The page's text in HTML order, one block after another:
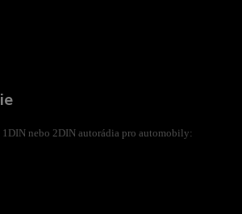
nebo 2DIN autorádia pro automobily: